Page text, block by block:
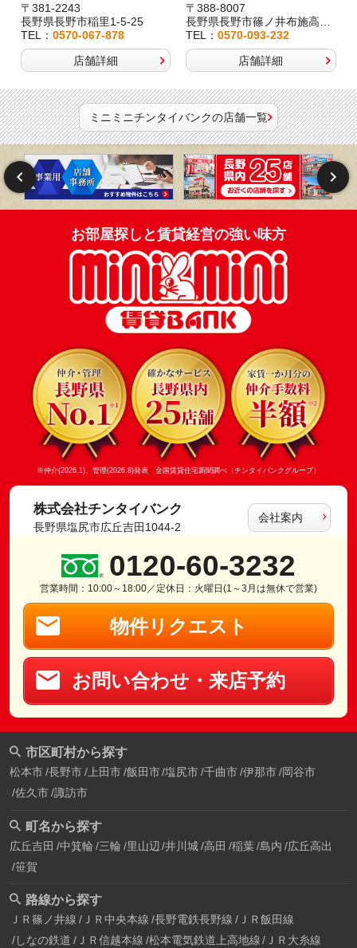
〒381-2243
長野県長野市稲里1-5-25
TEL：0570-067-878
店舗詳細
〒388-8007
長野県長野市篠ノ井布施高田407-8
TEL：0570-093-232
店舗詳細
ミニミニチンタイバンクの店舗一覧
お部屋探しと賃貸経営の強い味方
※仲介(2026.1)、管理(2026.8)発表 全国賃貸住宅新聞調べ（チンタイバンクグループ）
株式会社チンタイバンク
長野県塩尻市広丘吉田1044-2
会社案内
0120-60-3232
営業時間：10:00～18:00／定休日：火曜日(1～3月は無休で営業)
物件リクエスト
お問い合わせ・来店予約
市区町村から探す
松本市 長野市 上田市 飯田市 塩尻市 千曲市 伊那市 岡谷市
佐久市 諏訪市
町名から探す
広丘吉田 中箕輪 三輪 里山辺 井川城 高田 稲葉 島内 広丘高出
笹賀
路線から探す
ＪＲ篠ノ井線 ＪＲ中央本線 長野電鉄長野線 ＪＲ飯田線
しなの鉄道 ＪＲ信越本線 松本電気鉄道上高地線
ＪＲ大糸線